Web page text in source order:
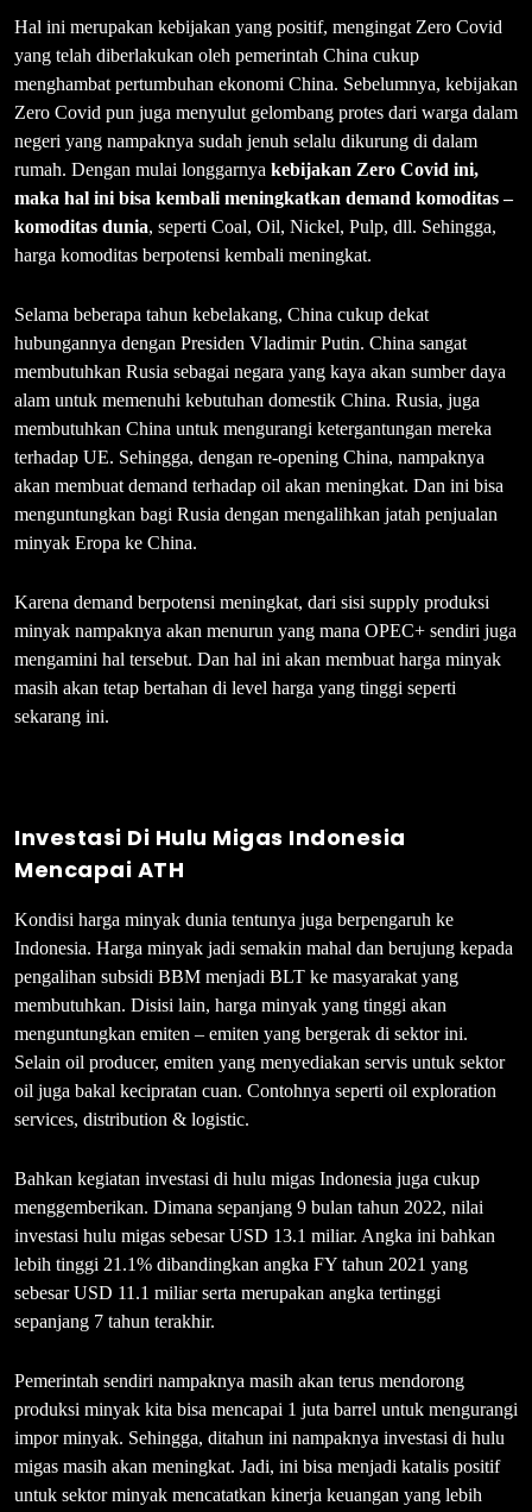
Hal ini merupakan kebijakan yang positif, mengingat Zero Covid
yang telah diberlakukan oleh pemerintah China cukup
menghambat pertumbuhan ekonomi China. Sebelumnya, kebijakan
Zero Covid pun juga menyulut gelombang protes dari warga dalam
negeri yang nampaknya sudah jenuh selalu dikurung di dalam
rumah. Dengan mulai longgarnya kebijakan Zero Covid ini,
maka hal ini bisa kembali meningkatkan demand komoditas –
komoditas dunia, seperti Coal, Oil, Nickel, Pulp, dll. Sehingga,
harga komoditas berpotensi kembali meningkat.
Selama beberapa tahun kebelakang, China cukup dekat
hubungannya dengan Presiden Vladimir Putin. China sangat
membutuhkan Rusia sebagai negara yang kaya akan sumber daya
alam untuk memenuhi kebutuhan domestik China. Rusia, juga
membutuhkan China untuk mengurangi ketergantungan mereka
terhadap UE. Sehingga, dengan re-opening China, nampaknya
akan membuat demand terhadap oil akan meningkat. Dan ini bisa
menguntungkan bagi Rusia dengan mengalihkan jatah penjualan
minyak Eropa ke China.
Karena demand berpotensi meningkat, dari sisi supply produksi
minyak nampaknya akan menurun yang mana OPEC+ sendiri juga
mengamini hal tersebut. Dan hal ini akan membuat harga minyak
masih akan tetap bertahan di level harga yang tinggi seperti
sekarang ini.
Investasi Di Hulu Migas Indonesia
Mencapai ATH
Kondisi harga minyak dunia tentunya juga berpengaruh ke
Indonesia. Harga minyak jadi semakin mahal dan berujung kepada
pengalihan subsidi BBM menjadi BLT ke masyarakat yang
membutuhkan. Disisi lain, harga minyak yang tinggi akan
menguntungkan emiten – emiten yang bergerak di sektor ini.
Selain oil producer, emiten yang menyediakan servis untuk sektor
oil juga bakal kecipratan cuan. Contohnya seperti oil exploration
services, distribution & logistic.
Bahkan kegiatan investasi di hulu migas Indonesia juga cukup
menggemberikan. Dimana sepanjang 9 bulan tahun 2022, nilai
investasi hulu migas sebesar USD 13.1 miliar. Angka ini bahkan
lebih tinggi 21.1% dibandingkan angka FY tahun 2021 yang
sebesar USD 11.1 miliar serta merupakan angka tertinggi
sepanjang 7 tahun terakhir.
Pemerintah sendiri nampaknya masih akan terus mendorong
produksi minyak kita bisa mencapai 1 juta barrel untuk mengurangi
impor minyak. Sehingga, ditahun ini nampaknya investasi di hulu
migas masih akan meningkat. Jadi, ini bisa menjadi katalis positif
untuk sektor minyak mencatatkan kinerja keuangan yang lebih